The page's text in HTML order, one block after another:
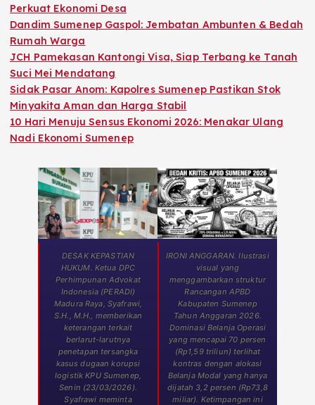
Perkuat Ekonomi Desa
Dandim Sumenep Gaspol: Jembatan Ambunten & Bedah
Rumah Warga
JCH Pamekasan Kantongi Visa, Siap Terbang ke Tanah
Suci Mei Mendatang
Sidak Pasar Anom: Kapolres Sumenep Pastikan Stok
Minyakita Aman dan Harga Stabil
10 Hari Menuju Sensus Ekonomi 2026: Menakar Ulang
Nadi Ekonomi Sumenep
DESAK KEPASTIAN
HUKUM. Ketua DPC
Perhimpunan Advokat
Indonesia (PERADI)
Madura Raya, Syafrawi,
S.H., M.H., memberikan
keterangan terkait
berlarut-larutnya
penetapan tersangka
kasus dugaan korupsi
logistik KPU Sumenep,
Senin (23/03/2026).
Syafrawi meminta
IRONI ANGGARAN. Ilustrasi
visual yang
menggambarkan struktur
Rancangan APBD
Kabupaten Sumenep
Tahun Anggaran 2026.
Dominasi Belanja Operasi
yang mencapai 70 persen
(Rp1,59 triliun) terlihat
kontras dengan alokasi
Belanja Modal yang hanya
dijatah 3,2 persen (Rp73,8
miliar). Ketimpangan ini